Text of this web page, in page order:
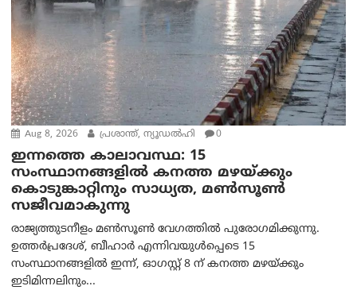
Aug 8, 2026 പ്രശാന്ത്, ന്യൂഡല്‍ഹി 0
ഇന്നത്തെ കാലാവസ്ഥ: 15
സംസ്ഥാനങ്ങളിൽ കനത്ത മഴയ്ക്കും
കൊടുങ്കാറ്റിനും സാധ്യത, മൺസൂൺ
സജീവമാകുന്നു
രാജ്യത്തുടനീളം മൺസൂൺ വേഗത്തിൽ പുരോഗമിക്കുന്നു.
ഉത്തർപ്രദേശ്, ബീഹാർ എന്നിവയുൾപ്പെടെ 15
സംസ്ഥാനങ്ങളിൽ ഇന്ന്, ഓഗസ്റ്റ് 8 ന് കനത്ത മഴയ്ക്കും
ഇടിമിന്നലിനും...